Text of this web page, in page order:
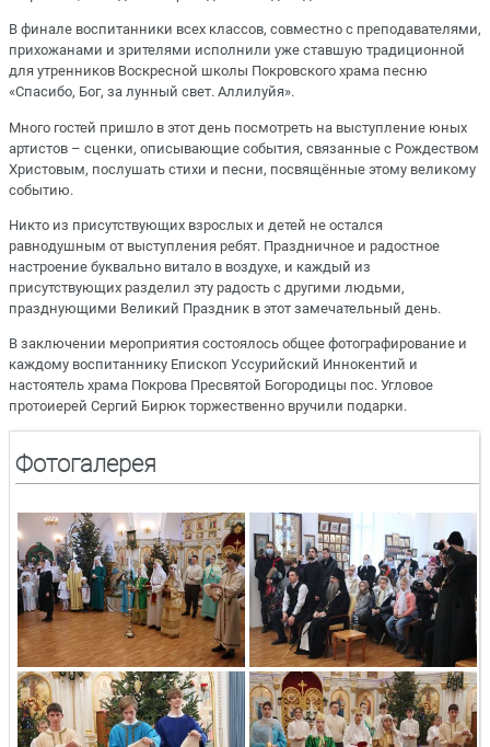
В финале воспитанники всех классов, совместно с преподавателями,
прихожанами и зрителями исполнили уже ставшую традиционной
для утренников Воскресной школы Покровского храма песню
«Спасибо, Бог, за лунный свет. Аллилуйя».
Много гостей пришло в этот день посмотреть на выступление юных
артистов – сценки, описывающие события, связанные с Рождеством
Христовым, послушать стихи и песни, посвящённые этому великому
событию.
Никто из присутствующих взрослых и детей не остался
равнодушным от выступления ребят. Праздничное и радостное
настроение буквально витало в воздухе, и каждый из
присутствующих разделил эту радость с другими людьми,
празднующими Великий Праздник в этот замечательный день.
В заключении мероприятия состоялось общее фотографирование и
каждому воспитаннику Епископ Уссурийский Иннокентий и
настоятель храма Покрова Пресвятой Богородицы пос. Угловое
протоиерей Сергий Бирюк торжественно вручили подарки.
Фотогалерея